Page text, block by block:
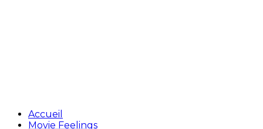
Accueil
Movie Feelings